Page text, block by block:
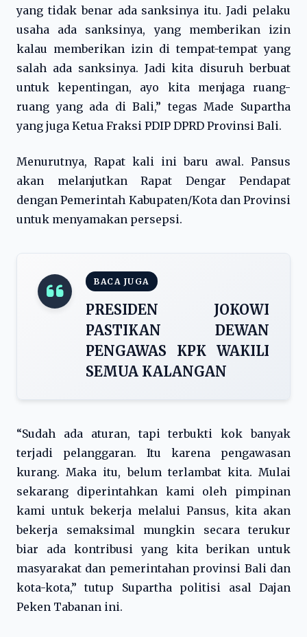
yang tidak benar ada sanksinya itu. Jadi pelaku
usaha ada sanksinya, yang memberikan izin
kalau memberikan izin di tempat-tempat yang
salah ada sanksinya. Jadi kita disuruh berbuat
untuk kepentingan, ayo kita menjaga ruang-
ruang yang ada di Bali,” tegas Made Supartha
yang juga Ketua Fraksi PDIP DPRD Provinsi Bali.
Menurutnya, Rapat kali ini baru awal. Pansus
akan melanjutkan Rapat Dengar Pendapat
dengan Pemerintah Kabupaten/Kota dan Provinsi
untuk menyamakan persepsi.
BACA JUGA
PRESIDEN JOKOWI
PASTIKAN DEWAN
PENGAWAS KPK WAKILI
SEMUA KALANGAN
“Sudah ada aturan, tapi terbukti kok banyak
terjadi pelanggaran. Itu karena pengawasan
kurang. Maka itu, belum terlambat kita. Mulai
sekarang diperintahkan kami oleh pimpinan
kami untuk bekerja melalui Pansus, kita akan
bekerja semaksimal mungkin secara terukur
biar ada kontribusi yang kita berikan untuk
masyarakat dan pemerintahan provinsi Bali dan
kota-kota,” tutup Supartha politisi asal Dajan
Peken Tabanan ini.